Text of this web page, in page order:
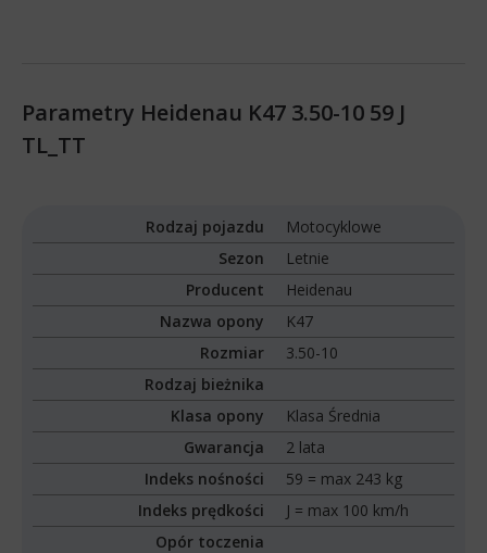
Parametry Heidenau K47 3.50-10 59 J
TL_TT
Rodzaj pojazdu
Motocyklowe
Sezon
Letnie
Producent
Heidenau
Nazwa opony
K47
Rozmiar
3.50-10
Rodzaj bieżnika
Klasa opony
Klasa Średnia
Gwarancja
2 lata
Indeks nośności
59 = max 243 kg
Indeks prędkości
J = max 100 km/h
Opór toczenia